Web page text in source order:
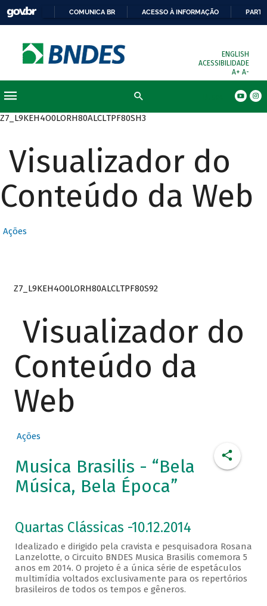
COMUNICA BR ACESSO À INFORMAÇÃO
ENGLISH
ACESSIBILIDADE
A+ A-
Z7_L9KEH4O0LORH80ALCLTPF80SH3
Visualizador do
Conteúdo da Web
Ações
Z7_L9KEH4O0LORH80ALCLTPF80S92
Visualizador do
Conteúdo da
Web
Ações
Musica Brasilis - “Bela
Música, Bela Época”
Quartas Clássicas -10.12.2014
Idealizado e dirigido pela cravista e pesquisadora Rosana
Lanzelotte, o Circuito BNDES Musica Brasilis comemora 5
anos em 2014. O projeto é a única série de espetáculos
multimídia voltados exclusivamente para os repertórios
brasileiros de todos os tempos e gêneros.